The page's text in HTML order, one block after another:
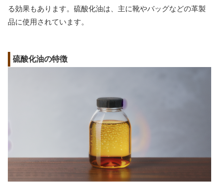
る効果もあります。硫酸化油は、主に靴やバッグなどの革製
品に使用されています。
硫酸化油の特徴